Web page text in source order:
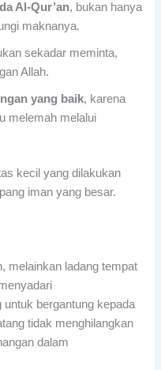
Al-Qur’an, bukan hanya
maknanya.
sekadar meminta,
Allah.
yang baik, karena
melemah melalui
kecil yang dilakukan
iman yang besar.
melainkan ladang tempat
bergantung kepada
tidak menghilangkan
dalam